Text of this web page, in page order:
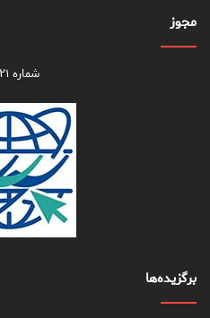
مجوز
شماره ۹۴۰۲۱
برگزیده‌ها